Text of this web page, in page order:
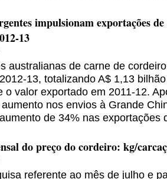
impulsionam exportações
13
australianas de carne de
13, totalizando A$ 1,13
o valor exportado em 2011-12.
nos envios à Grande
de 34% nas exportações
do preço do cordeiro: kg/
referente ao mês de julho e